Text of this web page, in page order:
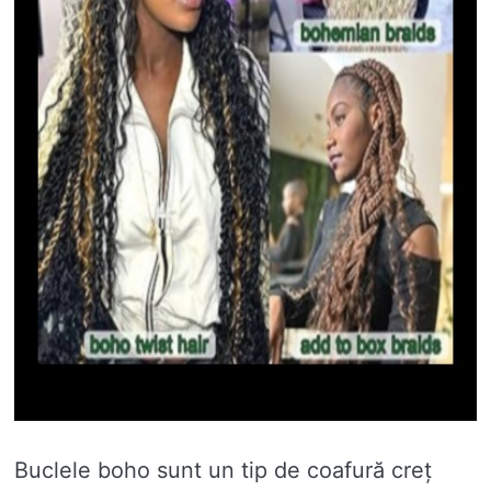
Buclele boho sunt un tip de coafură creț